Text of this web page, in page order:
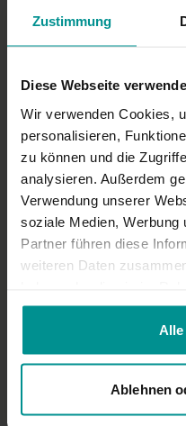
Zustimmung
Diese Webseite
Wir verwenden Cookies,
personalisieren,
zu können und die
analysieren. Außerdem
Verwendung unserer
soziale Medien, Werbung
Partner führen diese
weiteren Daten
gesammelt haben.
Alle
Ablehnen
Annika Isterling